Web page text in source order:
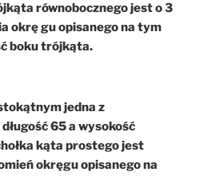
równobocznego jest o 3
okrę gu opisanego na tym
boku trójkąta.
jedna z
65 a wysokość
kąta prostego jest
okręgu opisanego na